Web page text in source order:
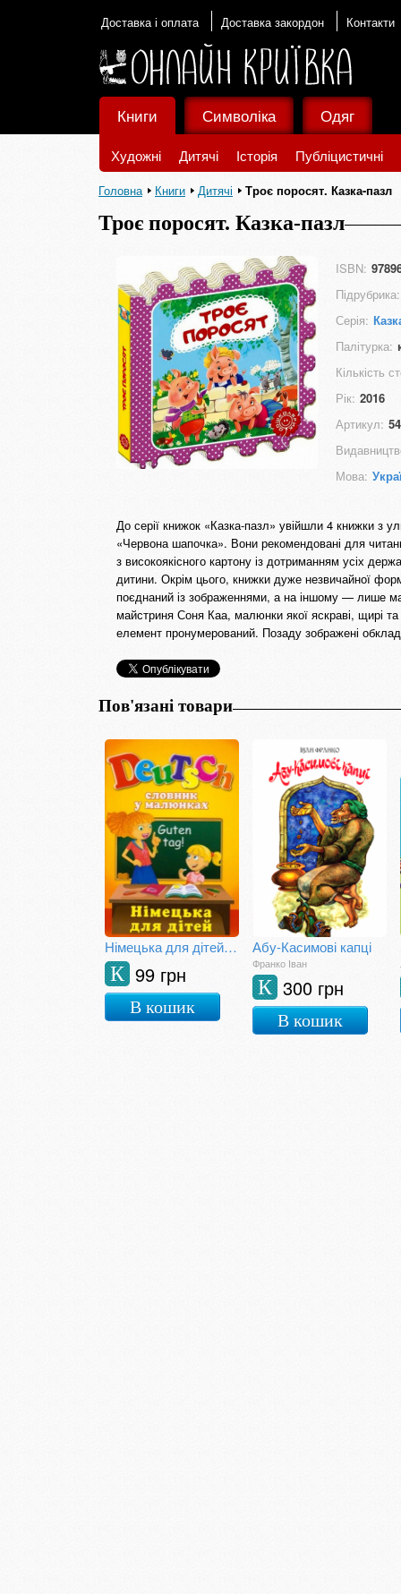
Доставка і оплата Доставка закордон Контакти
Книги
Художні Дитячі Історія Публіцистичні
Символіка Одяг
Головна Книги Дитячі Троє поросят. Казка-пазл
Троє поросят. Казка-пазл
ISBN:
Підрубрика:
Серія:
Палітурка:
Кількість
Рік: 2016
Артикул:
Мова:
До серії книжок «Казка-пазл» увійшли 4 книжки з
«Червона шапочка». Вони рекомендовані для
з високоякісного картону із дотриманням усіх
дитини. Окрім цього, книжки дуже незвичайної
поєднаний із зображеннями, а на іншому — лише
майстриня Соня Каа, малюнки якої яскраві, щирі
елемент пронумерований. Позаду зображені
Пов'язані товари
Німецька для дітей: Словник у малюнках. Deutsch
99 грн
К
В кошик
Абу-Касимові капці
Франко Іван
300 грн
К
В кошик